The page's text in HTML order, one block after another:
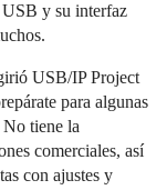
USB y su interfaz
USB/IP Project
para algunas
tiene la
comerciales, así
con ajustes y